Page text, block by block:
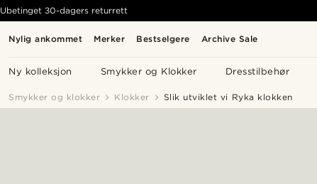
Nylig ankommet Merker Bestselgere Archive Sale
Ny kolleksjon Smykker og Klokker Dresstilbehør
Ubetinget 30-dagers returrett
Smykker og klokker Klokker Slik utviklet vi Ryka klokken